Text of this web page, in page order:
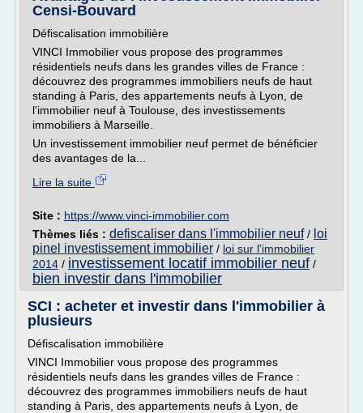
Censi-Bouvard
Défiscalisation immobilière
VINCI Immobilier vous propose des programmes
résidentiels neufs dans les grandes villes de France :
découvrez des programmes immobiliers neufs de haut
standing à Paris, des appartements neufs à Lyon, de
l'immobilier neuf à Toulouse, des investissements
immobiliers à Marseille.
Un investissement immobilier neuf permet de bénéficier
des avantages de la...
Lire la suite
Site : https://www.vinci-immobilier.com
Thèmes liés : defiscaliser dans l'immobilier neuf/ loi
pinel investissement immobilier / loi sur l'immobilier
2014 / investissement locatif immobilier neuf /
bien investir dans l'immobilier
SCI : acheter et investir dans l'immobilier à
plusieurs
Défiscalisation immobilière
VINCI Immobilier vous propose des programmes
résidentiels neufs dans les grandes villes de France :
découvrez des programmes immobiliers neufs de haut
standing à Paris, des appartements neufs à Lyon, de